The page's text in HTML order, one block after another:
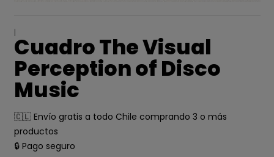
|
Cuadro The Visual
Perception of Disco
Music
🇨🇱 Envío gratis a todo Chile comprando 3 o más
productos
🔒 Pago seguro